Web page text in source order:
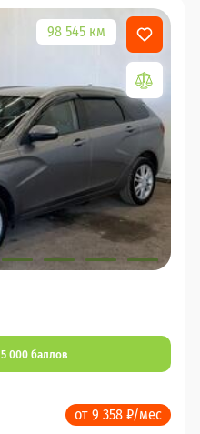
98 545 км
5 000 баллов
от 9 358 ₽/мес